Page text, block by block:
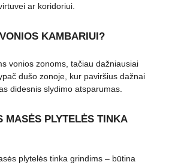
ar koridoriui.
KAMBARIUI?
vonios zonoms, tačiau dažniausiai
dušo zonoje, kur paviršius dažnai
didesnis slydimo atsparumas.
MASĖS PLYTELĖS TINKA
plytelės tinka grindims – būtina